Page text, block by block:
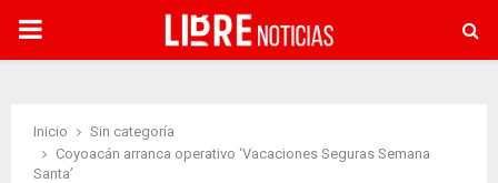
PRIMARY
Inicio
Sin categoría
Coyoacán arranca operativo ‘Vacaciones Seguras Semana
Santa’